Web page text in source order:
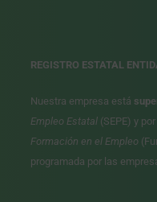
REGISTRO ESTATAL
Nuestra empresa está
Empleo Estatal(SEPE) y por
Formación en el Empleo
programada por las